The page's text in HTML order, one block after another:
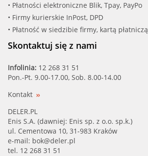
• Płatności elektroniczne Blik, Tpay, PayPo
• Firmy kurierskie InPost, DPD
• Płatność w siedzibie firmy, kartą płatniczą
Skontaktuj się z nami
Infolinia: 12 268 31 51
Pon.-Pt. 9.00-17.00, Sob. 8.00-14.00
Kontakt
DELER.PL
Enis S.A. (dawniej: Enis sp. z o.o. sp.k.)
ul. Cementowa 10, 31-983 Kraków
e-mail: bok@deler.pl
tel. 12 268 31 51